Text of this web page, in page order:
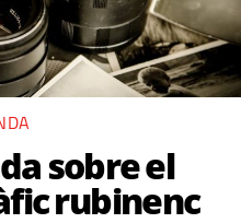
sobre el
rubinenc